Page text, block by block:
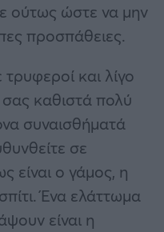
ούτως ώστε να μην
προσπάθειες.
και λίγο
καθιστά πολύ
συναισθήματά
σε
είναι ο γάμος, η
Ένα ελάττωμα
είναι η